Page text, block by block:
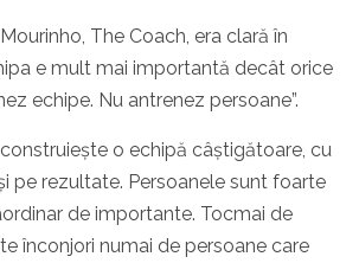
The Coach, era clară în
e mult mai importantă decât orice
echipe. Nu antrenez persoane”.
o echipă câștigătoare, cu
pe rezultate. Persoanele sunt foarte
de importante. Tocmai de
înconjori numai de persoane care